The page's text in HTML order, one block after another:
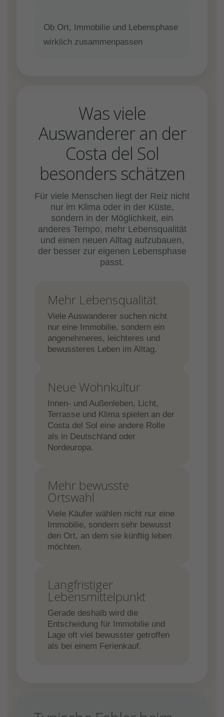
Ob Ort, Immobilie und Lebensphase
wirklich zusammenpassen
Was viele
Auswanderer an der
Costa del Sol
besonders schätzen
Für viele Menschen liegt der Reiz nicht
nur im Klima oder in der Küste,
sondern in der Möglichkeit, ein
anderes Tempo, mehr Lebensqualität
und einen neuen Alltag aufzubauen,
der besser zur eigenen Lebensphase
passt.
Mehr Lebensqualität
Viele Auswanderer suchen nicht
nur eine Immobilie, sondern ein
angenehmeres, leichteres und
bewussteres Leben im Alltag.
Neue Wohnkultur
Innen- und Außenleben, Licht,
Terrasse und Klima spielen an der
Costa del Sol eine andere Rolle
als in Deutschland oder
Nordeuropa.
Mehr bewusste
Ortswahl
Viele Käufer wählen nicht nur eine
Immobilie, sondern sehr bewusst
den Ort, an dem sie künftig leben
möchten.
Langfristiger
Lebensmittelpunkt
Gerade deshalb wird die
Entscheidung für Immobilie und
Lage oft viel bewusster getroffen
als bei einem Ferienkauf.